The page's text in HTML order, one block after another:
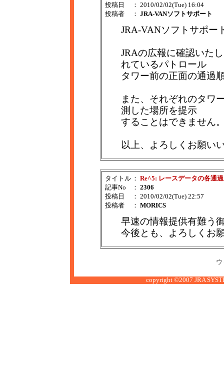
投稿日
： 2010/02/02(Tue) 16:04
投稿者
： JRA-VANソフトサポート
JRA-VANソフトサポー
JRAの広報に確認いた
れているパトロール
タワー前の正面の通過
また、それぞれのタワ
測した場所を提示
することはできません
以上、よろしくお願い
タイトル ： Re^5: レースデータの各通
記事No
： 2306
投稿日
： 2010/02/02(Tue) 22:57
投稿者
： MORICS
早速の情報提供有難う
今後とも、よろしくお
copyright ©2007 JRA